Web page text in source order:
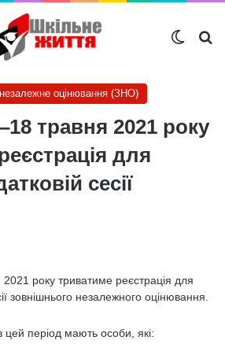
оцінювання (ЗНО)
травня 2021 року
для
сесії
року триватиме реєстрація для
зовнішнього незалежного оцінювання.
період мають особи, які: